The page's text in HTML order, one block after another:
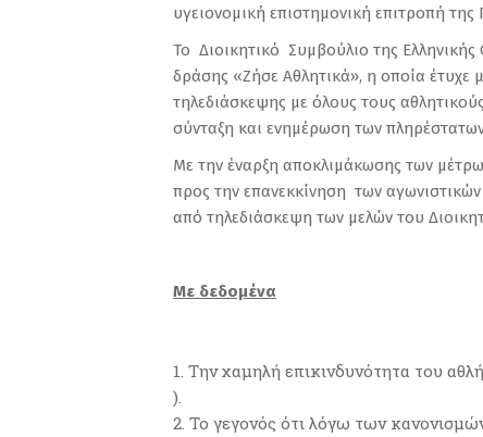
υγειονομική επιστημονική επιτροπή της
Το Διοικητικό Συμβούλιο της
δράσης «Ζήσε Αθλητικά», η οποία έτυχε
τηλεδιάσκεψης με όλους τους
σύνταξη και ενημέρωση των
Με την έναρξη αποκλιμάκωσης των
προς την επανεκκίνηση των
από τηλεδιάσκεψη των μελών του
Με δεδομένα
Την χαμηλή επικινδυνότητα του
).
Το γεγονός ότι λόγω των